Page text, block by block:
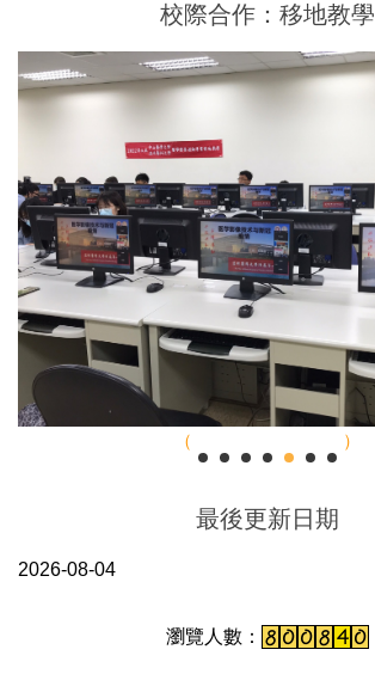
校際合作：移地教學
最後更新日期
2026-08-04